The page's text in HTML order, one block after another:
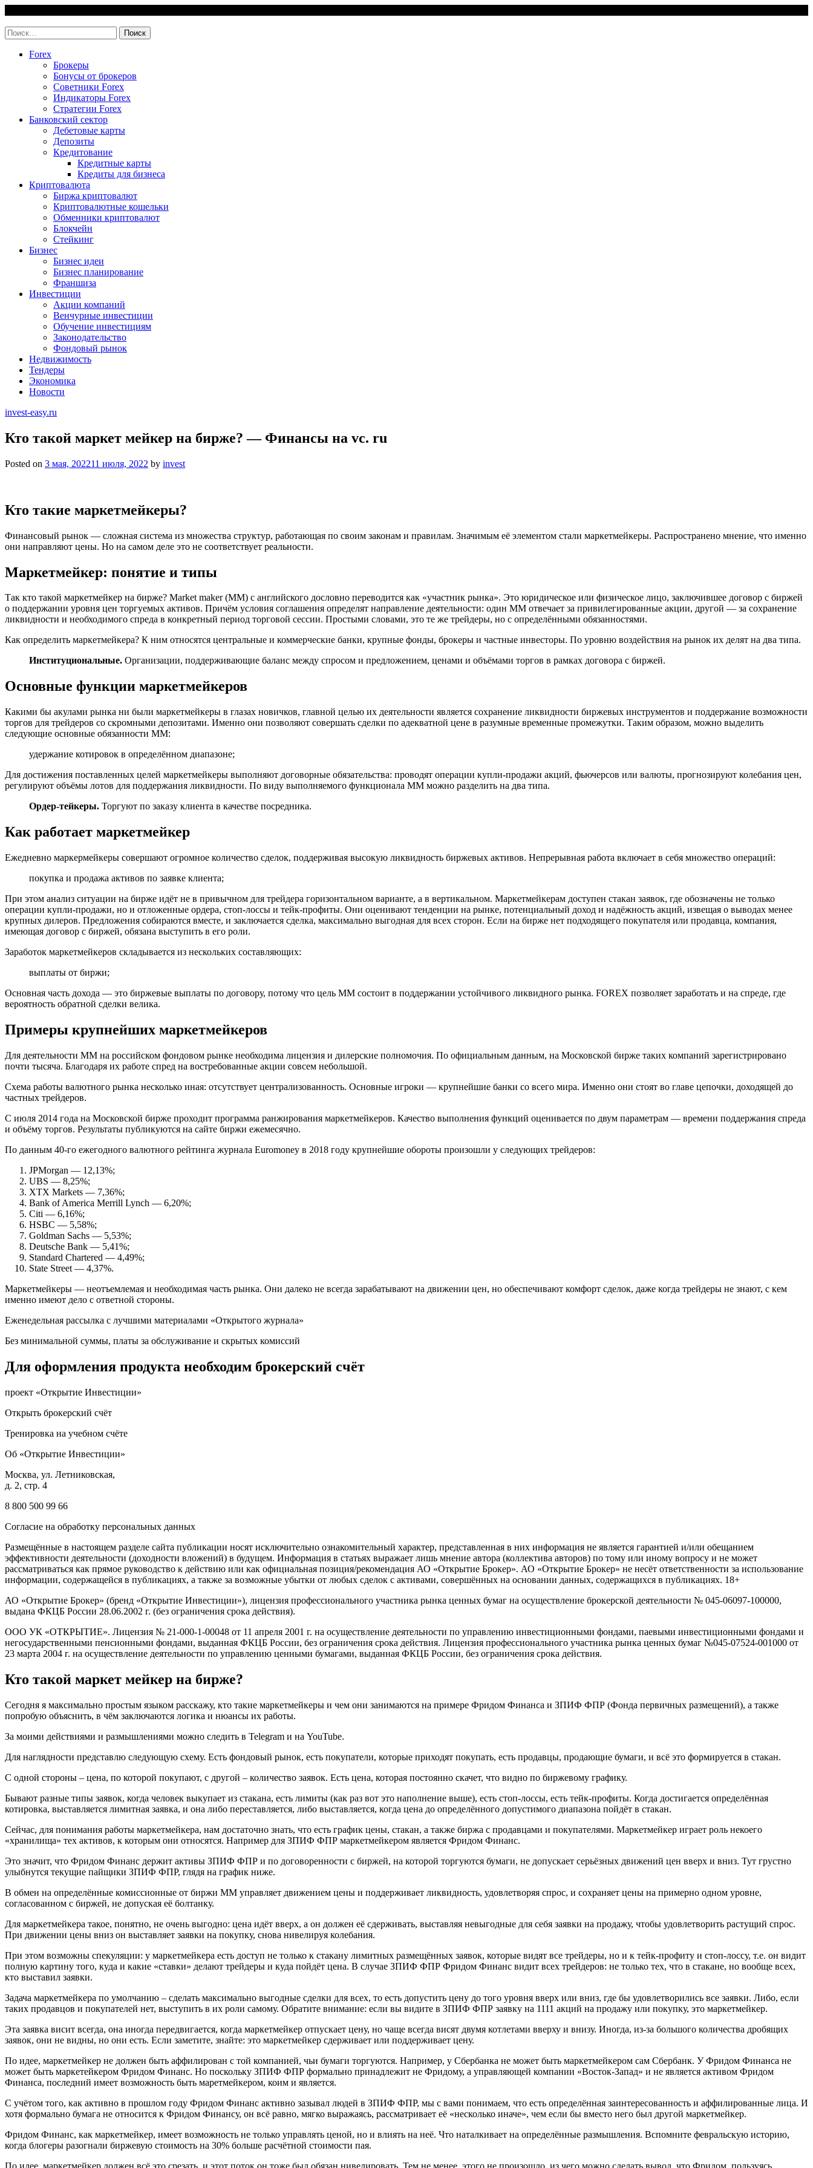
content
Найти:
Forex
Брокеры
Бонусы от брокеров
Советники Forex
Индикаторы Forex
Стратегии Forex
Банковский сектор
Дебетовые карты
Депозиты
Кредитование
Кредитные карты
Кредиты для бизнеса
Криптовалюта
Биржа криптовалют
Криптовалютные кошельки
Обменники криптовалют
Блокчейн
Стейкинг
Бизнес
Бизнес идеи
Бизнес планирование
Франшиза
Инвестиции
Акции компаний
Венчурные инвестиции
Обучение инвестициям
Законодательство
Фондовый рынок
Недвижимость
Тендеры
Экономика
Новости
invest-easy.ru
Кто такой маркет мейкер на бирже? — Финансы на vc. ru
Posted on 3 мая, 202211 июля, 2022 by invest
Кто такие маркетмейкеры?
Финансовый рынок — сложная система из множества структур, работающая по своим законам и правилам. Значимым её элементом стали маркетмейкеры. Распространено мнение, что именно
они направляют цены. Но на самом деле это не соответствует реальности.
Маркетмейкер: понятие и типы
Так кто такой маркетмейкер на бирже? Market maker (ММ) с английского дословно переводится как «участник рынка». Это юридическое или физическое лицо, заключившее договор с биржей
о поддержании уровня цен торгуемых активов. Причём условия соглашения определят направление деятельности: один ММ отвечает за привилегированные акции, другой — за сохранение
ликвидности и необходимого спреда в конкретный период торговой сессии. Простыми словами, это те же трейдеры, но с определёнными обязанностями.
Как определить маркетмейкера? К ним относятся центральные и коммерческие банки, крупные фонды, брокеры и частные инвесторы. По уровню воздействия на рынок их делят на два типа.
Институциональные. Организации, поддерживающие баланс между спросом и предложением, ценами и объёмами торгов в рамках договора с биржей.
Основные функции маркетмейкеров
Какими бы акулами рынка ни были маркетмейкеры в глазах новичков, главной целью их деятельности является сохранение ликвидности биржевых инструментов и поддержание возможности
торгов для трейдеров со скромными депозитами. Именно они позволяют совершать сделки по адекватной цене в разумные временные промежутки. Таким образом, можно выделить
следующие основные обязанности ММ:
удержание котировок в определённом диапазоне;
Для достижения поставленных целей маркетмейкеры выполняют договорные обязательства: проводят операции купли-продажи акций, фьючерсов или валюты, прогнозируют колебания цен,
регулируют объёмы лотов для поддержания ликвидности. По виду выполняемого функционала ММ можно разделить на два типа.
Ордер-тейкеры. Торгуют по заказу клиента в качестве посредника.
Как работает маркетмейкер
Ежедневно маркермейкеры совершают огромное количество сделок, поддерживая высокую ликвидность биржевых активов. Непрерывная работа включает в себя множество операций:
покупка и продажа активов по заявке клиента;
При этом анализ ситуации на бирже идёт не в привычном для трейдера горизонтальном варианте, а в вертикальном. Маркетмейкерам доступен стакан заявок, где обозначены не только
операции купли-продажи, но и отложенные ордера, стоп-лоссы и тейк-профиты. Они оценивают тенденции на рынке, потенциальный доход и надёжность акций, извещая о выводах менее
крупных дилеров. Предложения собираются вместе, и заключается сделка, максимально выгодная для всех сторон. Если на бирже нет подходящего покупателя или продавца, компания,
имеющая договор с биржей, обязана выступить в его роли.
Заработок маркетмейкеров складывается из нескольких составляющих:
выплаты от биржи;
Основная часть дохода — это биржевые выплаты по договору, потому что цель ММ состоит в поддержании устойчивого ликвидного рынка. FOREX позволяет заработать и на спреде, где
вероятность обратной сделки велика.
Примеры крупнейших маркетмейкеров
Для деятельности ММ на российском фондовом рынке необходима лицензия и дилерские полномочия. По официальным данным, на Московской бирже таких компаний зарегистрировано
почти тысяча. Благодаря их работе спред на востребованные акции совсем небольшой.
Схема работы валютного рынка несколько иная: отсутствует централизованность. Основные игроки — крупнейшие банки со всего мира. Именно они стоят во главе цепочки, доходящей до
частных трейдеров.
С июля 2014 года на Московской бирже проходит программа ранжирования маркетмейкеров. Качество выполнения функций оценивается по двум параметрам — времени поддержания спреда
и объёму торгов. Результаты публикуются на сайте биржи ежемесячно.
По данным 40-го ежегодного валютного рейтинга журнала Euromoney в 2018 году крупнейшие обороты произошли у следующих трейдеров:
JPMorgan — 12,13%;
UBS — 8,25%;
XTX Markets — 7,36%;
Bank of America Merrill Lynch — 6,20%;
Citi — 6,16%;
HSBC — 5,58%;
Goldman Sachs — 5,53%;
Deutsche Bank — 5,41%;
Standard Chartered — 4,49%;
State Street — 4,37%.
Маркетмейкеры — неотъемлемая и необходимая часть рынка. Они далеко не всегда зарабатывают на движении цен, но обеспечивают комфорт сделок, даже когда трейдеры не знают, с кем
именно имеют дело с ответной стороны.
Еженедельная рассылка с лучшими материалами «Открытого журнала»
Без минимальной суммы, платы за обслуживание и скрытых комиссий
Для оформления продукта необходим брокерский счёт
проект «Открытие Инвестиции»
Открыть брокерский счёт
Тренировка на учебном счёте
Об «Открытие Инвестиции»
Москва, ул. Летниковская,
д. 2, стр. 4
8 800 500 99 66
Согласие на обработку персональных данных
Размещённые в настоящем разделе сайта публикации носят исключительно ознакомительный характер, представленная в них информация не является гарантией и/или обещанием
эффективности деятельности (доходности вложений) в будущем. Информация в статьях выражает лишь мнение автора (коллектива авторов) по тому или иному вопросу и не может
рассматриваться как прямое руководство к действию или как официальная позиция/рекомендация АО «Открытие Брокер». АО «Открытие Брокер» не несёт ответственности за использование
информации, содержащейся в публикациях, а также за возможные убытки от любых сделок с активами, совершённых на основании данных, содержащихся в публикациях. 18+
АО «Открытие Брокер» (бренд «Открытие Инвестиции»), лицензия профессионального участника рынка ценных бумаг на осуществление брокерской деятельности № 045-06097-100000,
выдана ФКЦБ России 28.06.2002 г. (без ограничения срока действия).
ООО УК «ОТКРЫТИЕ». Лицензия № 21-000-1-00048 от 11 апреля 2001 г. на осуществление деятельности по управлению инвестиционными фондами, паевыми инвестиционными фондами и
негосударственными пенсионными фондами, выданная ФКЦБ России, без ограничения срока действия. Лицензия профессионального участника рынка ценных бумаг №045-07524-001000 от
23 марта 2004 г. на осуществление деятельности по управлению ценными бумагами, выданная ФКЦБ России, без ограничения срока действия.
Кто такой маркет мейкер на бирже?
Сегодня я максимально простым языком расскажу, кто такие маркетмейкеры и чем они занимаются на примере Фридом Финанса и ЗПИФ ФПР (Фонда первичных размещений), а также
попробую объяснить, в чём заключаются логика и нюансы их работы.
За моими действиями и размышлениями можно следить в Telegram и на YouTube.
Для наглядности представлю следующую схему. Есть фондовый рынок, есть покупатели, которые приходят покупать, есть продавцы, продающие бумаги, и всё это формируется в стакан.
С одной стороны – цена, по которой покупают, с другой – количество заявок. Есть цена, которая постоянно скачет, что видно по биржевому графику.
Бывают разные типы заявок, когда человек выкупает из стакана, есть лимиты (как раз вот это наполнение выше), есть стоп-лоссы, есть тейк-профиты. Когда достигается определённая
котировка, выставляется лимитная заявка, и она либо переставляется, либо выставляется, когда цена до определённого допустимого диапазона пойдёт в стакан.
Сейчас, для понимания работы маркетмейкера, нам достаточно знать, что есть график цены, стакан, а также биржа с продавцами и покупателями. Маркетмейкер играет роль некоего
«хранилища» тех активов, к которым они относятся. Например для ЗПИФ ФПР маркетмейкером является Фридом Финанс.
Это значит, что Фридом Финанс держит активы ЗПИФ ФПР и по договоренности с биржей, на которой торгуются бумаги, не допускает серьёзных движений цен вверх и вниз. Тут грустно
улыбнутся текущие пайщики ЗПИФ ФПР, глядя на график ниже.
В обмен на определённые комиссионные от биржи ММ управляет движением цены и поддерживает ликвидность, удовлетворяя спрос, и сохраняет цены на примерно одном уровне,
согласованном с биржей, не допуская её болтанку.
Для маркетмейкера такое, понятно, не очень выгодно: цена идёт вверх, а он должен её сдерживать, выставляя невыгодные для себя заявки на продажу, чтобы удовлетворить растущий спрос.
При движении цены вниз он выставляет заявки на покупку, снова нивелируя колебания.
При этом возможны спекуляции: у маркетмейкера есть доступ не только к стакану лимитных размещённых заявок, которые видят все трейдеры, но и к тейк-профиту и стоп-лоссу, т.е. он видит
полную картину того, куда и какие «ставки» делают трейдеры и куда пойдёт цена. В случае ЗПИФ ФПР Фридом Финанс видит всех трейдеров: не только тех, что в стакане, но вообще всех,
кто выставил заявки.
Задача маркетмейкера по умолчанию – сделать максимально выгодные сделки для всех, то есть допустить цену до того уровня вверх или вниз, где бы удовлетворились все заявки. Либо, если
таких продавцов и покупателей нет, выступить в их роли самому. Обратите внимание: если вы видите в ЗПИФ ФПР заявку на 1111 акций на продажу или покупку, это маркетмейкер.
Эта заявка висит всегда, она иногда передвигается, когда маркетмейкер отпускает цену, но чаще всегда висят двумя котлетами вверху и внизу. Иногда, из-за большого количества дробящих
заявок, они не видны, но они есть. Если заметите, знайте: это маркетмейкер сдерживает или поддерживает цену.
По идее, маркетмейкер не должен быть аффилирован с той компанией, чьи бумаги торгуются. Например, у Сбербанка не может быть маркетмейкером сам Сбербанк. У Фридом Финанса не
может быть маркетейкером Фридом Финанс. Но поскольку ЗПИФ ФПР формально принадлежит не Фридому, а управляющей компании «Восток-Запад» и не является активом Фридом
Финанса, последний имеет возможность быть маретмейкером, коим и является.
С учётом того, как активно в прошлом году Фридом Финанс активно зазывал людей в ЗПИФ ФПР, мы с вами понимаем, что есть определённая заинтересованность и аффилированные лица. И
хотя формально бумага не относится к Фридом Финансу, он всё равно, мягко выражаясь, рассматривает её «несколько иначе», чем если бы вместо него был другой маркетмейкер.
Фридом Финанс, как маркетмейкер, имеет возможность не только управлять ценой, но и влиять на неё. Что наталкивает на определённые размышления. Вспомните февральскую историю,
когда блогеры разогнали биржевую стоимость на 30% больше расчётной стоимости пая.
По идее, маркетмейкер должен всё это срезать, и этот поток он тоже был обязан нивелировать. Тем не менее, этого не произошло, из чего можно сделать вывод, что Фридом, пользуясь